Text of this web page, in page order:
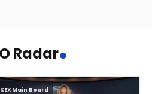
Radar.
Main Board